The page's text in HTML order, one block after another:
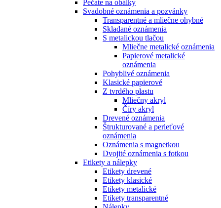
Pečate na obálky
Svadobné oznámenia a pozvánky
Transparentné a mliečne ohybné
Skladané oznámenia
S metalickou tlačou
Mliečne metalické oznámenia
Papierové metalické
oznámenia
Pohyblivé oznámenia
Klasické papierové
Z tvrdého plastu
Mliečny akryl
Číry akryl
Drevené oznámenia
Štrukturované a perleťové
oznámenia
Oznámenia s magnetkou
Dvojité oznámenia s fotkou
Etikety a nálepky
Etikety drevené
Etikety klasické
Etikety metalické
Etikety transparentné